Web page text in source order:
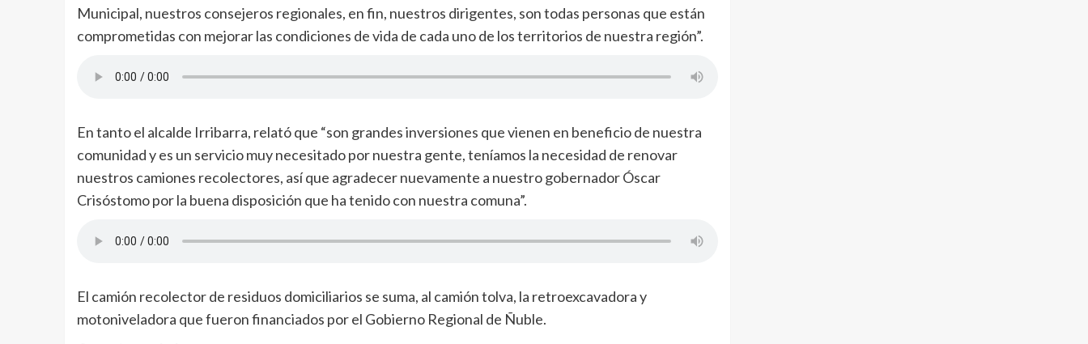
Municipal, nuestros consejeros regionales, en fin, nuestros dirigentes, son todas personas que están
comprometidas con mejorar las condiciones de vida de cada uno de los territorios de nuestra región”.
En tanto el alcalde Irribarra, relató que “son grandes inversiones que vienen en beneficio de nuestra
comunidad y es un servicio muy necesitado por nuestra gente, teníamos la necesidad de renovar
nuestros camiones recolectores, así que agradecer nuevamente a nuestro gobernador Óscar
Crisóstomo por la buena disposición que ha tenido con nuestra comuna”.
El camión recolector de residuos domiciliarios se suma, al camión tolva, la retroexcavadora y
motoniveladora que fueron financiados por el Gobierno Regional de Ñuble.